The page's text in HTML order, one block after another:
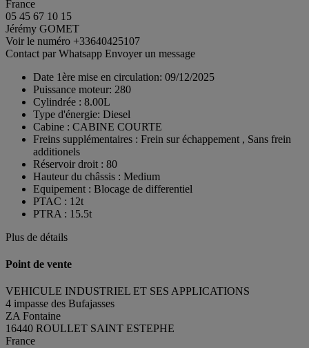
France
05 45 67 10 15
Jérémy GOMET
Voir le numéro +33640425107
Contact par Whatsapp Envoyer un message
Date 1ère mise en circulation: 09/12/2025
Puissance moteur: 280
Cylindrée : 8.00L
Type d'énergie: Diesel
Cabine : CABINE COURTE
Freins supplémentaires : Frein sur échappement , Sans frein
additionels
Réservoir droit : 80
Hauteur du châssis : Medium
Equipement : Blocage de differentiel
PTAC : 12t
PTRA : 15.5t
Plus de détails
Point de vente
VEHICULE INDUSTRIEL ET SES APPLICATIONS
4 impasse des Bufajasses
ZA Fontaine
16440 ROULLET SAINT ESTEPHE
France